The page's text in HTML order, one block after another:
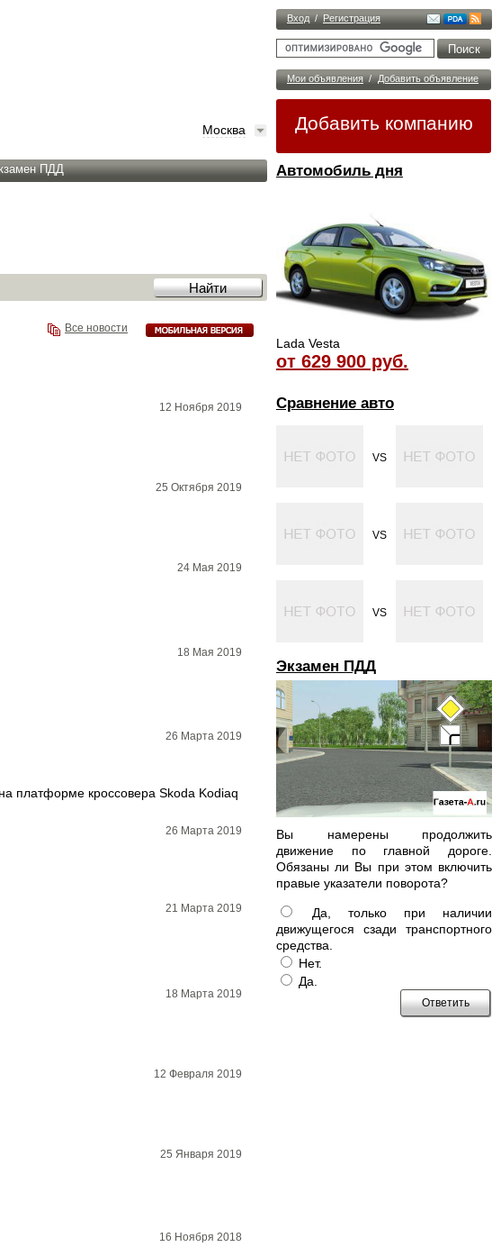
Вход / Регистрация
Мои объявления / Добавить объявление
Добавить компанию
Автомобиль дня
Lada Vesta
от 629 900 руб.
Сравнение авто
VS
VS
VS
Экзамен ПДД
Вы намерены продолжить
движение по главной дороге.
Обязаны ли Вы при этом включить
правые указатели поворота?
Да, только при наличии
движущегося сзади транспортного
средства.
Нет.
Да.
Москва
ПДД
Все новости
12 Ноября 2019
25 Октября 2019
24 Мая 2019
18 Мая 2019
26 Марта 2019
платформе кроссовера Skoda Kodiaq
26 Марта 2019
21 Марта 2019
18 Марта 2019
12 Февраля 2019
25 Января 2019
16 Ноября 2018